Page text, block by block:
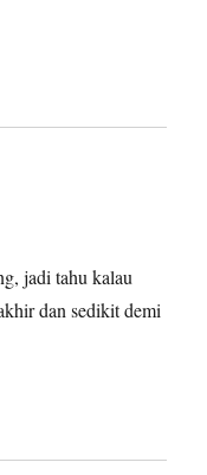
jadi tahu kalau
dan sedikit demi